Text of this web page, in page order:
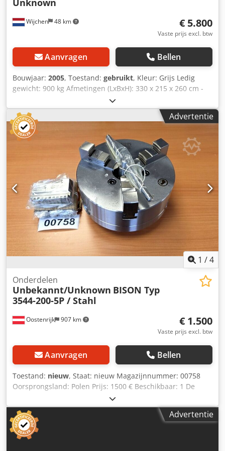
Wijchen 48 km € 5.800
Vaste prijs excl. btw
Aanvragen Bellen
Bouwjaar: 2005, Toestand: gebruikt, Kleur: Grijs Ledig
gewicht: 900 kg Afmetingen (LxBxH): 330 x 215 x 260 cm -
Bouwjaar: 2005 Csdpfx Adozlc Niorjha - Documentatie
aanwezig: Nee - CE certificaat aanwezig: Nee - Automatisch
uitvoersysteem aanwezig: Ja - Doorvoersnelheid: Variabel -
Heftafel aanwezig: Ja - Max. uitvoerlengte [mm]: 3100 -
Max. uitvoerbreedte [mm]: 220 - Automatisch
invoersysteem aanwezig: Ja - Max. invoerlengte [mm]: 3100
- Max. invoerbreedte [mm]: 220 - Voltage [V]: 400 -
Transportafmetingen: 3300mm x 2150mm x 2600mm (l x b
x h) - Transportgewicht [kg]: 900kg - Transportcolli [st.]: 1
Financiële informatie BTW: De getoonde prijs is exclusief
BTW BTW/marge: BTW verrekenbaar voor ondernemers
Levering en inruil altijd mogelijk van alles in de industriële
sectoren Yorick Diebels
Advertentie
1 /4
Oostenrijk 907 km
Onderdelen
Unbekannt/Unknown BISON Typ
3544-200-5P / Stahl
€ 1.500
Vaste prijs excl. btw
Aanvragen Bellen
Toestand: nieuw, Staat: nieuw Magazijnnummer: 00758
Oorsprongsland: Polen Prijs: 1500 € Beschikbaar: 1 De
BISON 3544-200-5-P is een 3-BACKEN-PRECISIE-
PLATSPIRAAL-Draaibankkop met een diameter van 200 MM
(8 INCH) en een geïntegreerde CAMLOCK-
KORTKEGELOPNAME van maat 5 volgens DIN 55029. Het
achtervoegsel „P” (Premium/Precisie) geeft de uitvoering
Advertentie